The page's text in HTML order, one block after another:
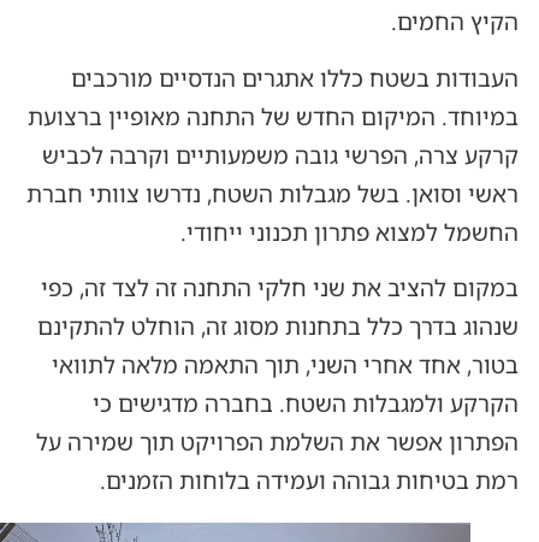
הקיץ החמים.
העבודות בשטח כללו אתגרים הנדסיים מורכבים
במיוחד. המיקום החדש של התחנה מאופיין ברצועת
קרקע צרה, הפרשי גובה משמעותיים וקרבה לכביש
ראשי וסואן. בשל מגבלות השטח, נדרשו צוותי חברת
החשמל למצוא פתרון תכנוני ייחודי.
במקום להציב את שני חלקי התחנה זה לצד זה, כפי
שנהוג בדרך כלל בתחנות מסוג זה, הוחלט להתקינם
בטור, אחד אחרי השני, תוך התאמה מלאה לתוואי
הקרקע ולמגבלות השטח. בחברה מדגישים כי
הפתרון אפשר את השלמת הפרויקט תוך שמירה על
רמת בטיחות גבוהה ועמידה בלוחות הזמנים.